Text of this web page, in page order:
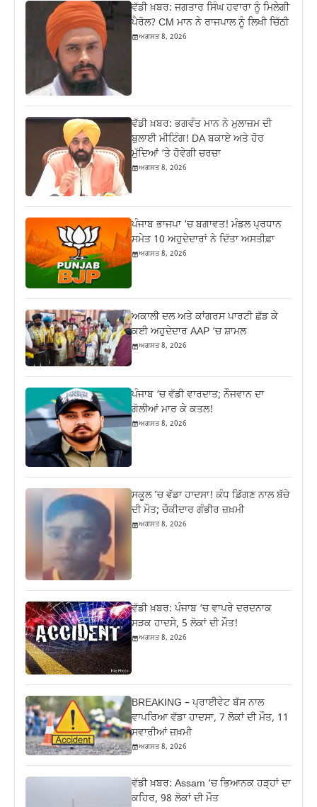
ਵੱਡੀ ਖ਼ਬਰ: ਜਗਤਾਰ ਸਿੰਘ ਹਵਾਰਾ ਨੂੰ ਮਿਲੇਗੀ
ਪੈਰੋਲ? CM ਮਾਨ ਨੇ ਰਾਜਪਾਲ ਨੂੰ ਲਿਖੀ ਚਿੱਠੀ
ਅਗਸਤ 8, 2026
ਵੱਡੀ ਖ਼ਬਰ: ਭਗਵੰਤ ਮਾਨ ਨੇ ਮੁਲਾਜ਼ਮ ਦੀ
ਬੁਲਾਈ ਮੀਟਿੰਗ! DA ਬਕਾਏ ਅਤੇ ਹੋਰ
ਮੁੱਦਿਆਂ ‘ਤੇ ਹੋਵੇਗੀ ਚਰਚਾ
ਅਗਸਤ 8, 2026
ਪੰਜਾਬ ਭਾਜਪਾ ‘ਚ ਬਗਾਵਤ! ਮੰਡਲ ਪ੍ਰਧਾਨ
ਸਮੇਤ 10 ਅਹੁਦੇਦਾਰਾਂ ਨੇ ਦਿੱਤਾ ਅਸਤੀਫ਼ਾ
ਅਗਸਤ 8, 2026
ਅਕਾਲੀ ਦਲ ਅਤੇ ਕਾਂਗਰਸ ਪਾਰਟੀ ਛੱਡ ਕੇ
ਕਈ ਅਹੁਦੇਦਾਰ AAP ‘ਚ ਸ਼ਾਮਲ
ਅਗਸਤ 8, 2026
ਪੰਜਾਬ ‘ਚ ਵੱਡੀ ਵਾਰਦਾਤ; ਨੌਜਵਾਨ ਦਾ
ਗੋਲੀਆਂ ਮਾਰ ਕੇ ਕਤਲ!
ਅਗਸਤ 8, 2026
ਸਕੂਲ ’ਚ ਵੱਡਾ ਹਾਦਸਾ! ਕੰਧ ਡਿੱਗਣ ਨਾਲ ਬੱਚੇ
ਦੀ ਮੌਤ; ਚੌਕੀਦਾਰ ਗੰਭੀਰ ਜ਼ਖ਼ਮੀ
ਅਗਸਤ 8, 2026
ਵੱਡੀ ਖ਼ਬਰ: ਪੰਜਾਬ ‘ਚ ਵਾਪਰੇ ਦਰਦਨਾਕ
ਸੜਕ ਹਾਦਸੇ, 5 ਲੋਕਾਂ ਦੀ ਮੌਤ!
ਅਗਸਤ 8, 2026
BREAKING – ਪ੍ਰਾਈਵੇਟ ਬੱਸ ਨਾਲ
ਵਾਪਰਿਆ ਵੱਡਾ ਹਾਦਸਾ, 7 ਲੋਕਾਂ ਦੀ ਮੌਤ, 11
ਸਵਾਰੀਆਂ ਜ਼ਖ਼ਮੀ
ਅਗਸਤ 8, 2026
ਵੱਡੀ ਖ਼ਬਰ: Assam ‘ਚ ਭਿਆਨਕ ਹੜ੍ਹਾਂ ਦਾ
ਕਹਿਰ, 98 ਲੋਕਾਂ ਦੀ ਮੌਤ